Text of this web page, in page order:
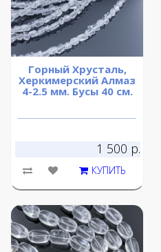
Горный Хрусталь,
Херкимерский Алмаз
4-2.5 мм. Бусы 40 см.
1 500 р.
КУПИТЬ